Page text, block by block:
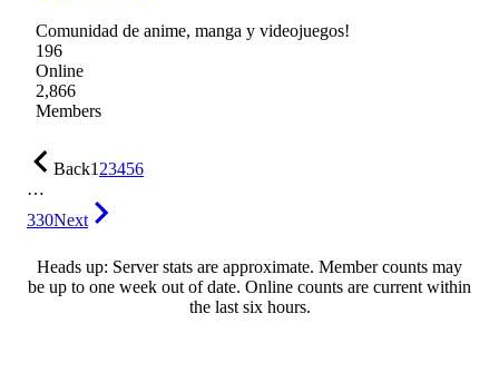
Comunidad de anime, manga y videojuegos!
196
Online
2,866
Members
Back123456
…
330Next
Heads up: Server stats are approximate. Member counts may
be up to one week out of date. Online counts are current within
the last six hours.